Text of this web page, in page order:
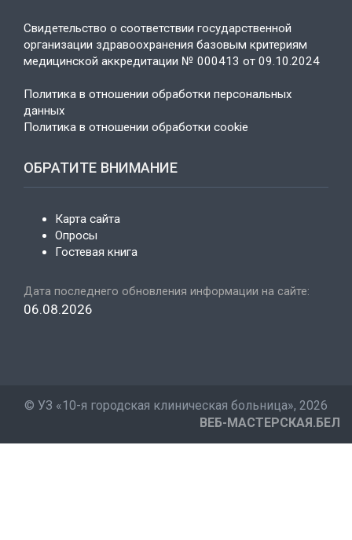
Свидетельство о соответствии государственной
организации здравоохранения базовым критериям
медицинской аккредитации № 000413 от 09.10.2024
Политика в отношении обработки персональных
данных
Политика в отношении обработки cookie
ОБРАТИТЕ ВНИМАНИЕ
Карта сайта
Опросы
Гостевая книга
Дата последнего обновления информации на сайте:
06.08.2026
© УЗ «10-я городская клиническая больница», 2026
ВЕБ-МАСТЕРСКАЯ.БЕЛ